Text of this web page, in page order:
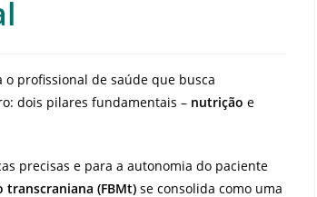
profissional de saúde que busca
dois pilares fundamentais – nutrição e
precisas e para a autonomia do paciente
(FBMt) se consolida como uma